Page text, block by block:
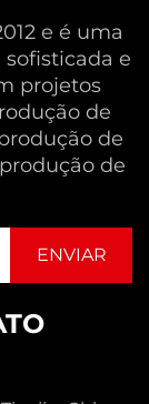
e é uma
e
projetos
de
de
de